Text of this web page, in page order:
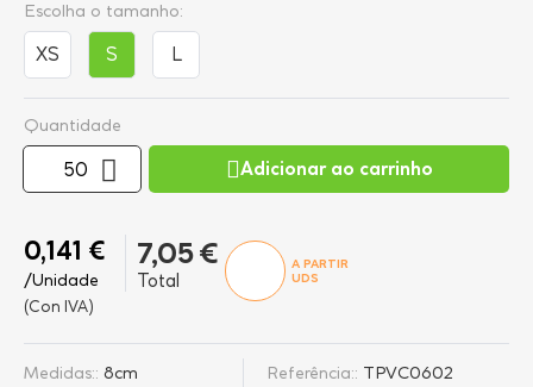
0,141 €
/Unidade
(Con IVA)
7,05 €
Total
A PARTIR
UDS
Escolha o tamanho:
XS S L
Quantidade
Adicionar ao carrinho
Medidas:: 8cm Referência:: TPVC0602